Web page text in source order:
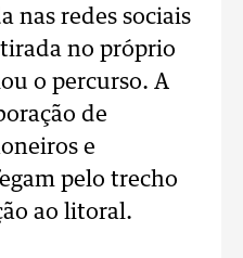
nas redes sociais
no próprio
o percurso. A
de
e
pelo trecho
ao litoral.